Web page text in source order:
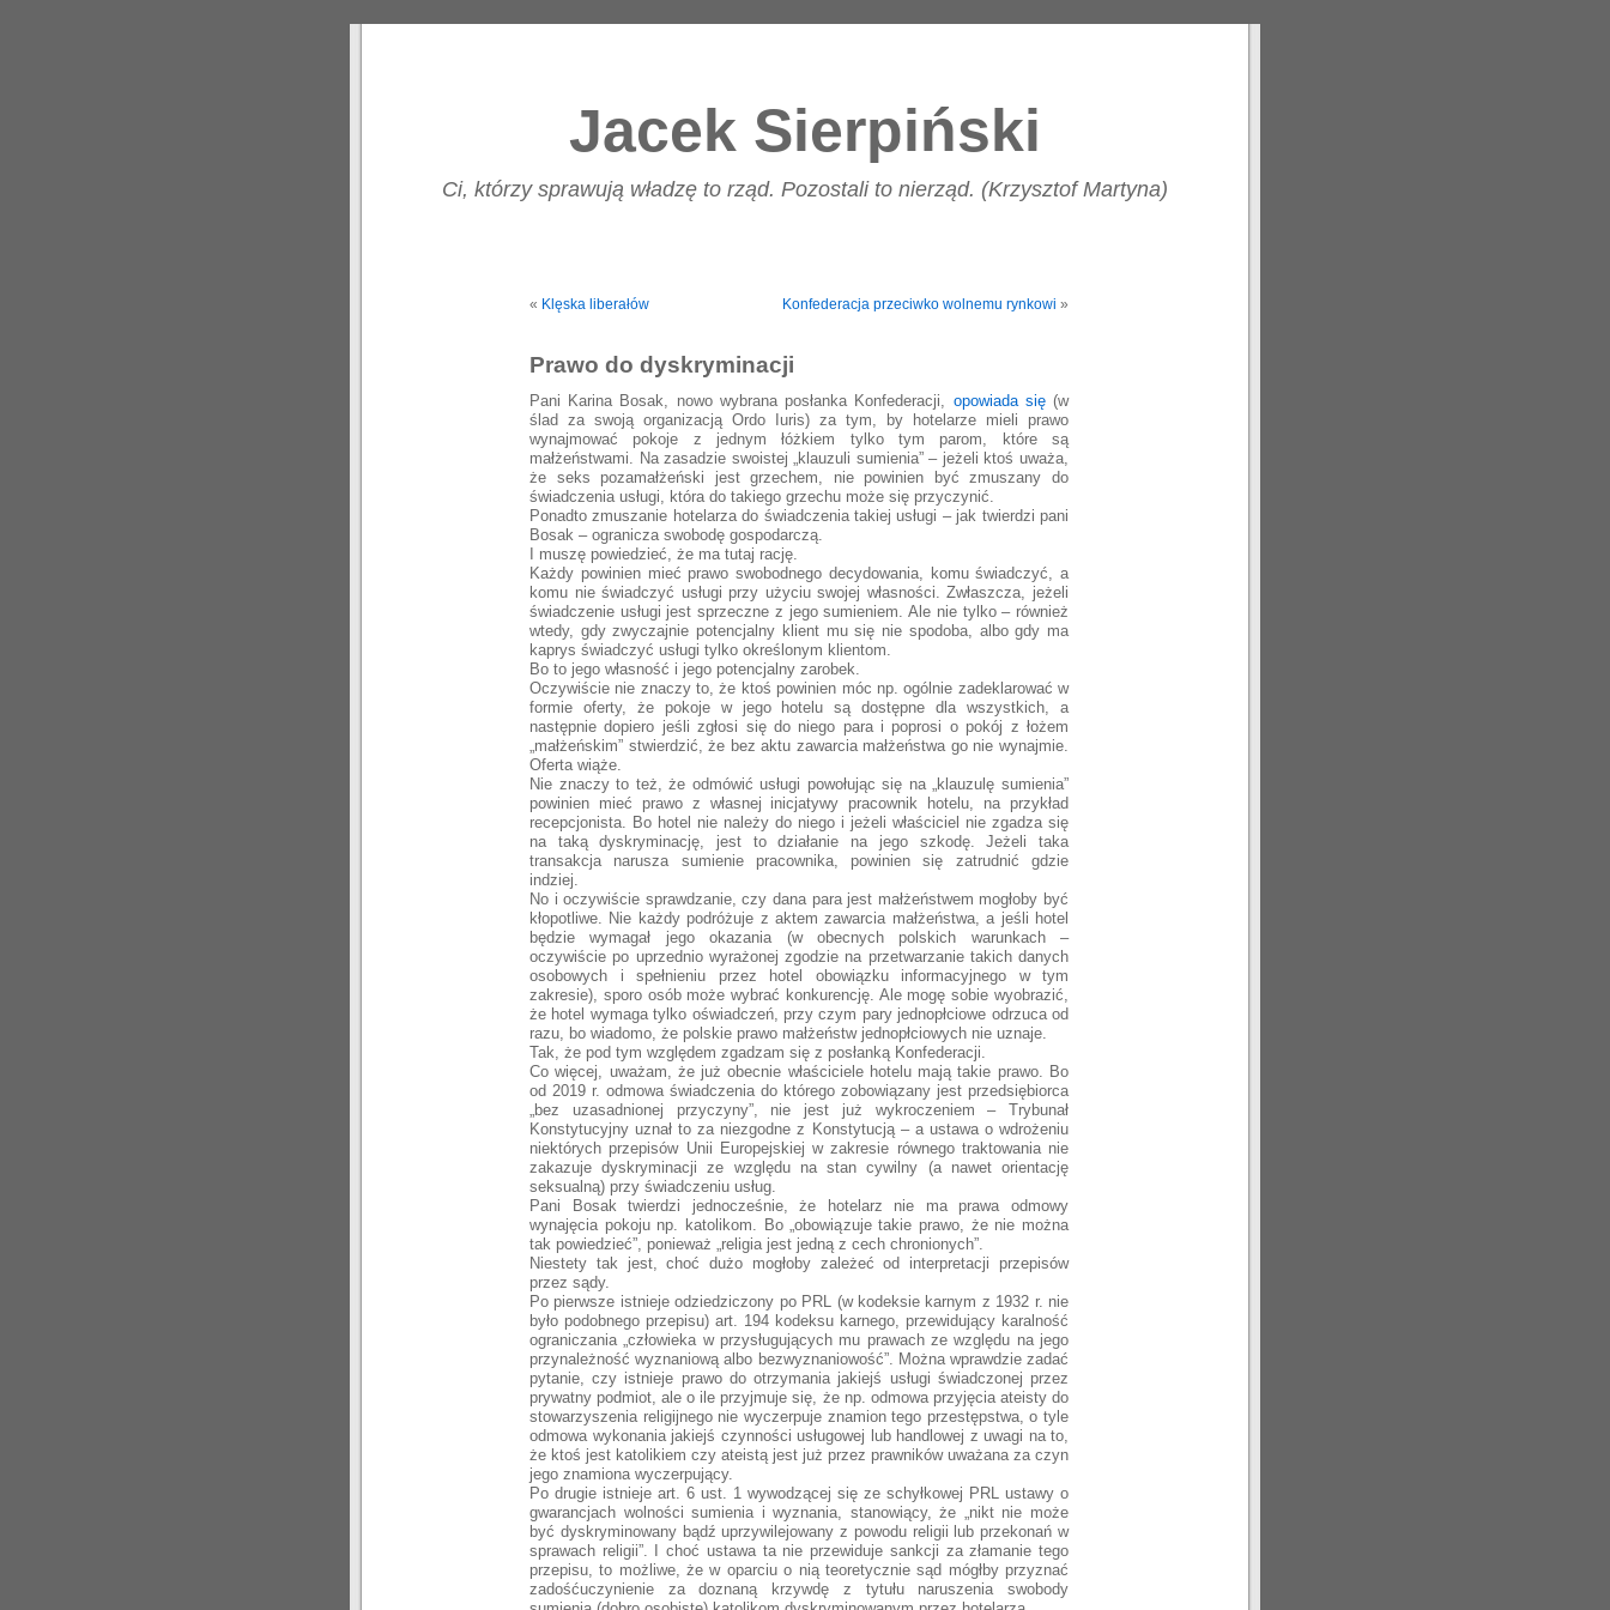
Jacek Sierpiński
Ci, którzy sprawują władzę to rząd. Pozostali to nierząd. (Krzysztof Martyna)
« Klęska liberałów Konfederacja przeciwko wolnemu rynkowi »
Prawo do dyskryminacji
Pani Karina Bosak, nowo wybrana posłanka Konfederacji, opowiada się(w
ślad za swoją organizacją Ordo Iuris) za tym, by hotelarze mieli prawo
wynajmować pokoje z jednym łóżkiem tylko tym parom, które są
małżeństwami. Na zasadzie swoistej „klauzuli sumienia” – jeżeli ktoś uważa,
że seks pozamałżeński jest grzechem, nie powinien być zmuszany do
świadczenia usługi, która do takiego grzechu może się przyczynić.
Ponadto zmuszanie hotelarza do świadczenia takiej usługi – jak twierdzi pani
Bosak – ogranicza swobodę gospodarczą.
I muszę powiedzieć, że ma tutaj rację.
Każdy powinien mieć prawo swobodnego decydowania, komu świadczyć, a
komu nie świadczyć usługi przy użyciu swojej własności. Zwłaszcza, jeżeli
świadczenie usługi jest sprzeczne z jego sumieniem. Ale nie tylko – również
wtedy, gdy zwyczajnie potencjalny klient mu się nie spodoba, albo gdy ma
kaprys świadczyć usługi tylko określonym klientom.
Bo to jego własność i jego potencjalny zarobek.
Oczywiście nie znaczy to, że ktoś powinien móc np. ogólnie zadeklarować w
formie oferty, że pokoje w jego hotelu są dostępne dla wszystkich, a
następnie dopiero jeśli zgłosi się do niego para i poprosi o pokój z łożem
„małżeńskim” stwierdzić, że bez aktu zawarcia małżeństwa go nie wynajmie.
Oferta wiąże.
Nie znaczy to też, że odmówić usługi powołując się na „klauzulę sumienia”
powinien mieć prawo z własnej inicjatywy pracownik hotelu, na przykład
recepcjonista. Bo hotel nie należy do niego i jeżeli właściciel nie zgadza się
na taką dyskryminację, jest to działanie na jego szkodę. Jeżeli taka
transakcja narusza sumienie pracownika, powinien się zatrudnić gdzie
indziej.
No i oczywiście sprawdzanie, czy dana para jest małżeństwem mogłoby być
kłopotliwe. Nie każdy podróżuje z aktem zawarcia małżeństwa, a jeśli hotel
będzie wymagał jego okazania (w obecnych polskich warunkach –
oczywiście po uprzednio wyrażonej zgodzie na przetwarzanie takich danych
osobowych i spełnieniu przez hotel obowiązku informacyjnego w tym
zakresie), sporo osób może wybrać konkurencję. Ale mogę sobie wyobrazić,
że hotel wymaga tylko oświadczeń, przy czym pary jednopłciowe odrzuca od
razu, bo wiadomo, że polskie prawo małżeństw jednopłciowych nie uznaje.
Tak, że pod tym względem zgadzam się z posłanką Konfederacji.
Co więcej, uważam, że już obecnie właściciele hotelu mają takie prawo. Bo
od 2019 r. odmowa świadczenia do którego zobowiązany jest przedsiębiorca
„bez uzasadnionej przyczyny”, nie jest już wykroczeniem – Trybunał
Konstytucyjny uznał to za niezgodne z Konstytucją – a ustawa o wdrożeniu
niektórych przepisów Unii Europejskiej w zakresie równego traktowania nie
zakazuje dyskryminacji ze względu na stan cywilny (a nawet orientację
seksualną) przy świadczeniu usług.
Pani Bosak twierdzi jednocześnie, że hotelarz nie ma prawa odmowy
wynajęcia pokoju np. katolikom. Bo „obowiązuje takie prawo, że nie można
tak powiedzieć”, ponieważ „religia jest jedną z cech chronionych”.
Niestety tak jest, choć dużo mogłoby zależeć od interpretacji przepisów
przez sądy.
Po pierwsze istnieje odziedziczony po PRL (w kodeksie karnym z 1932 r. nie
było podobnego przepisu) art. 194 kodeksu karnego, przewidujący karalność
ograniczania „człowieka w przysługujących mu prawach ze względu na jego
przynależność wyznaniową albo bezwyznaniowość”. Można wprawdzie zadać
pytanie, czy istnieje prawo do otrzymania jakiejś usługi świadczonej przez
prywatny podmiot, ale o ile przyjmuje się, że np. odmowa przyjęcia ateisty do
stowarzyszenia religijnego nie wyczerpuje znamion tego przestępstwa, o tyle
odmowa wykonania jakiejś czynności usługowej lub handlowej z uwagi na to,
że ktoś jest katolikiem czy ateistą jest już przez prawników uważana za czyn
jego znamiona wyczerpujący.
Po drugie istnieje art. 6 ust. 1 wywodzącej się ze schyłkowej PRL ustawy o
gwarancjach wolności sumienia i wyznania, stanowiący, że „nikt nie może
być dyskryminowany bądź uprzywilejowany z powodu religii lub przekonań w
sprawach religii”. I choć ustawa ta nie przewiduje sankcji za złamanie tego
przepisu, to możliwe, że w oparciu o nią teoretycznie sąd mógłby przyznać
zadośćuczynienie za doznaną krzywdę z tytułu naruszenia swobody